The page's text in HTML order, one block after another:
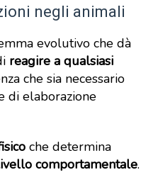
negli animali
evolutivo che dà
reagire a qualsiasi
che sia necessario
di elaborazione
che determina
comportamentale.